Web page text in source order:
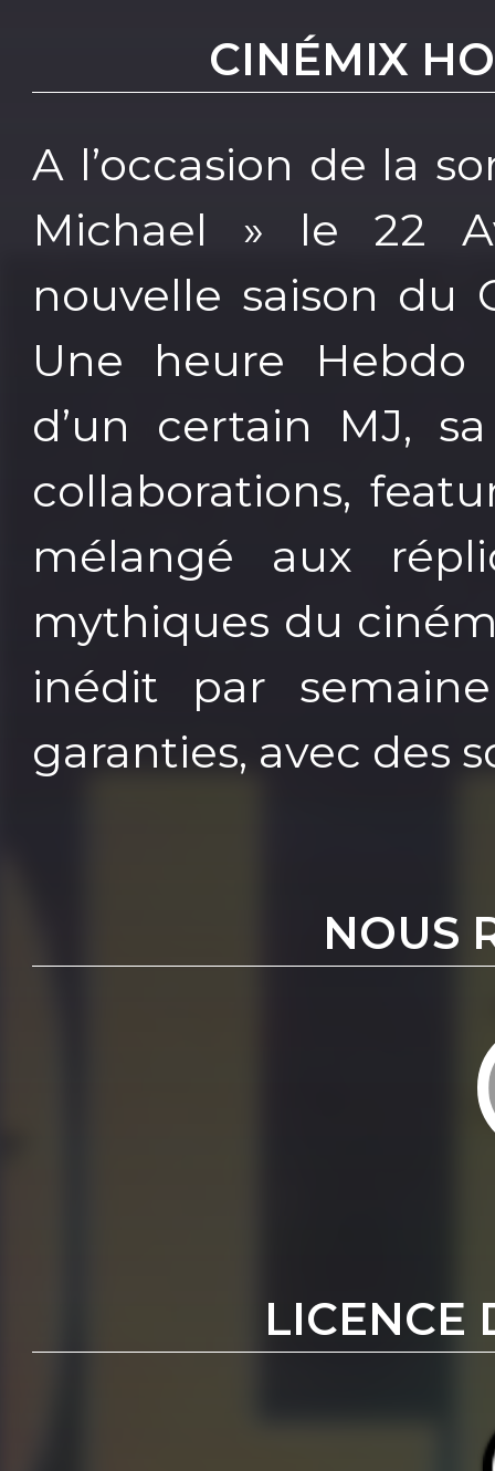
CINÉMIX
A l’occasion de la
Michael » le 22
nouvelle saison du
Une heure Hebdo
d’un certain MJ,
collaborations,
mélangé aux
mythiques du
inédit par
garanties, avec des
NOUS
LICENCE